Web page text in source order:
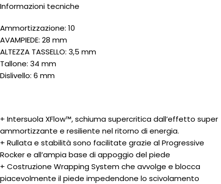
Informazioni tecniche
Ammortizzazione: 10
AVAMPIEDE: 28 mm
ALTEZZA TASSELLO: 3,5 mm
Tallone: 34 mm
Dislivello: 6 mm
+ Intersuola XFlow™, schiuma supercritica dall’effetto super
ammortizzante e resiliente nel ritorno di energia.
+ Rullata e stabilità sono facilitate grazie al Progressive
Rocker e all’ampia base di appoggio del piede
+ Costruzione Wrapping System che avvolge e blocca
piacevolmente il piede impedendone lo scivolamento